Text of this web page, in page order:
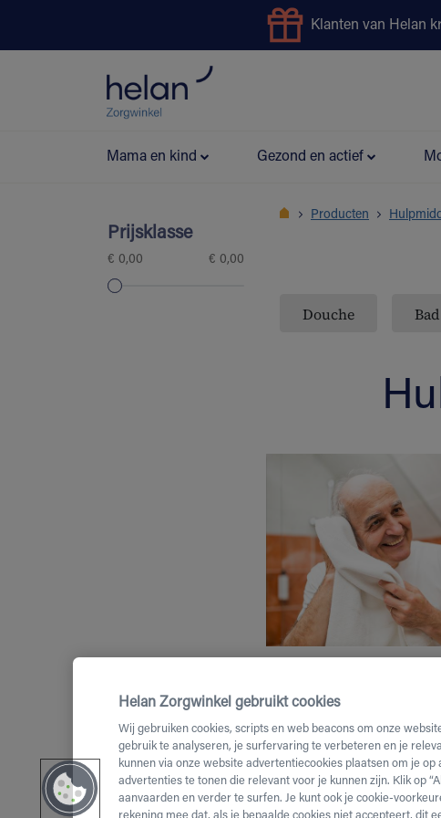
Klanten van Helan
Mama en kind Gezond en actief
Prijsklasse
€ 0,00 € 0,00
Producten
Douche Bad
Helan Zorgwinkel gebruikt cookies
Wij gebruiken cookies, scripts en web beacons om onze
gebruik te analyseren, je surfervaring te verbeteren en je
kunnen via onze website advertentiecookies plaatsen om je
advertenties te tonen die relevant voor je kunnen zijn. Klik op
aanvaarden en verder te surfen. Je kunt ook je cookie-